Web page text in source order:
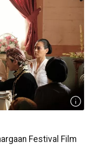
Festival Film